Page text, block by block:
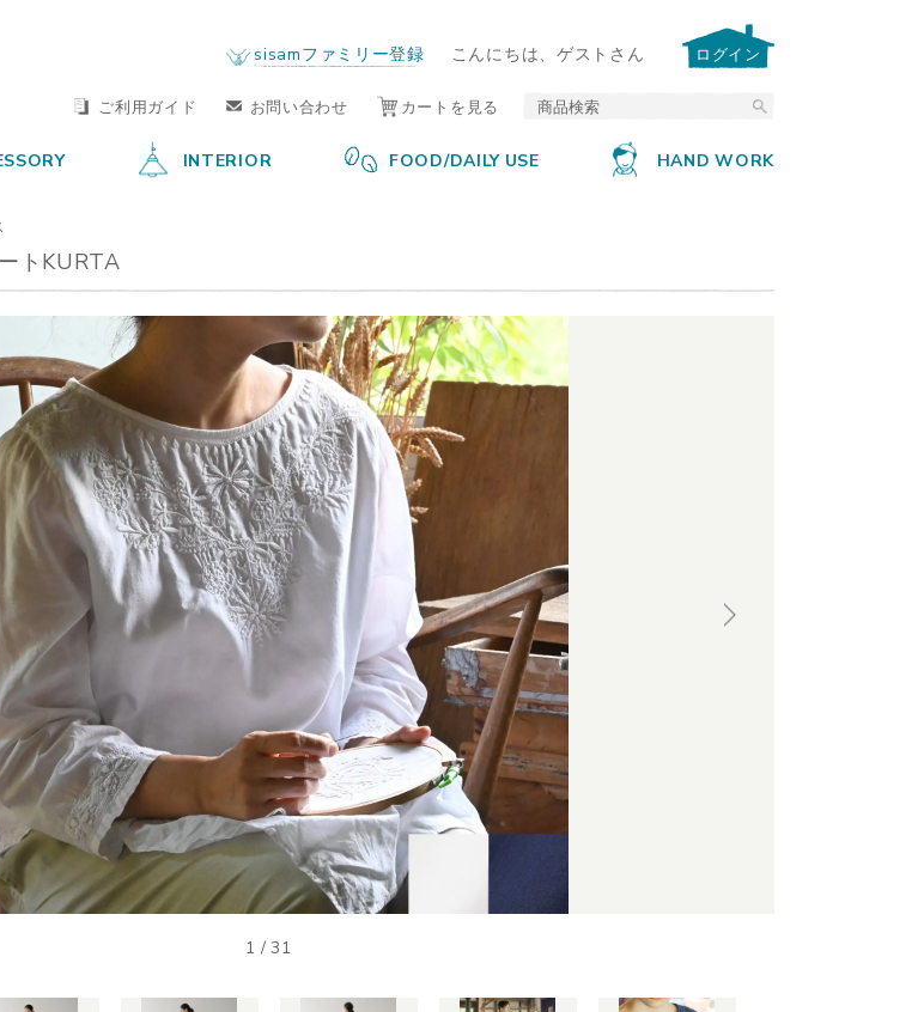
by sisam FAIR TRADE
sisamファミリー登録 こんにちは、ゲストさん ログイン
ご利用ガイド お問い合わせ カートを見る
INTERIOR FOOD/DAILY USE HAND WORK
トKURTA
1 /31